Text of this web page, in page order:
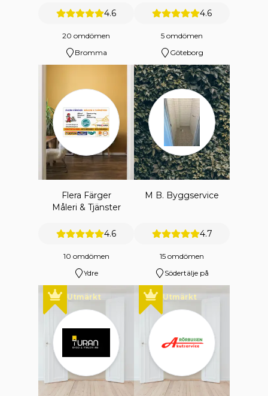
4.6
20 omdömen
Bromma
4.6
5 omdömen
Göteborg
Flera Färger
Måleri & Tjänster
4.6
10 omdömen
Ydre
M B. Byggservice
4.7
15 omdömen
Södertälje på
Utmärkt Utmärkt